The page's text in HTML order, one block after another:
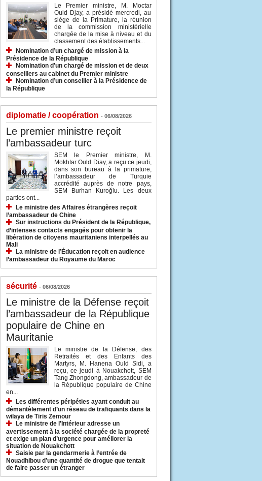
Le Premier ministre, M. Moctar
Ould Djay, a présidé mercredi, au
siège de la Primature, la réunion
de la commission ministérielle
chargée de la mise à niveau et du
classement des établissements...
Nomination d’un chargé de mission à la
Présidence de la République
Nomination d’un chargé de mission et de deux
conseillers au cabinet du Premier ministre
Nomination d’un conseiller à la Présidence de
la République
diplomatie / coopération - 06/08/2026
Le premier ministre reçoit
l’ambassadeur turc
SEM le Premier ministre, M.
Mokhtar Ould Diay, a reçu ce jeudi,
dans son bureau à la primature,
l’ambassadeur de Turquie
accrédité auprès de notre pays,
SEM Burhan Kuroğlu. Les deux
parties ont...
Le ministre des Affaires étrangères reçoit
l’ambassadeur de Chine
Sur instructions du Président de la République,
d’intenses contacts engagés pour obtenir la
libération de citoyens mauritaniens interpellés au
Mali
La ministre de l’Éducation reçoit en audience
l’ambassadeur du Royaume du Maroc
sécurité - 06/08/2026
Le ministre de la Défense reçoit
l’ambassadeur de la République
populaire de Chine en
Mauritanie
Le ministre de la Défense, des
Retraités et des Enfants des
Martyrs, M. Hanena Ould Sidi, a
reçu, ce jeudi à Nouakchott, SEM
Tang Zhongdong, ambassadeur de
la République populaire de Chine
en...
Les différentes péripéties ayant conduit au
démantèlement d’un réseau de trafiquants dans la
wilaya de Tiris Zemour
Le ministre de l’Intérieur adresse un
avertissement à la société chargée de la propreté
et exige un plan d’urgence pour améliorer la
situation de Nouakchott
Saisie par la gendarmerie à l’entrée de
Nouadhibou d’une quantité de drogue que tentait
de faire passer un étranger